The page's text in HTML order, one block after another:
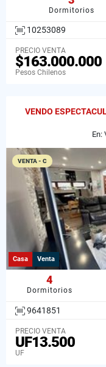
Dormitorios
10253089
PRECIO VENTA
$163.000.000
Pesos Chilenos
VENDO
En:
VENTA - C
Casa Venta
4
Dormitorios
9641851
PRECIO VENTA
UF13.500
UF